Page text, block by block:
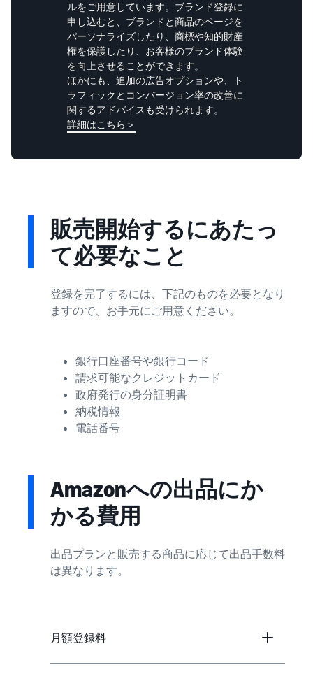
ルをご用意しています。ブランド登録に
申し込むと、ブランドと商品のページを
パーソナライズしたり、商標や知的財産
権を保護したり、お客様のブランド体験
を向上させることができます。
ほかにも、追加の広告オプションや、ト
ラフィックとコンバージョン率の改善に
関するアドバイスも受けられます。
詳細はこちら＞
販売開始するにあたっ
て必要なこと
登録を完了するには、下記のものを必要となり
ますので、お手元にご用意ください。
銀行口座番号や銀行コード
請求可能なクレジットカード
政府発行の身分証明書
納税情報
電話番号
Amazonへの出品にか
かる費用
出品プランと販売する商品に応じて出品手数料
は異なります。
月額登録料